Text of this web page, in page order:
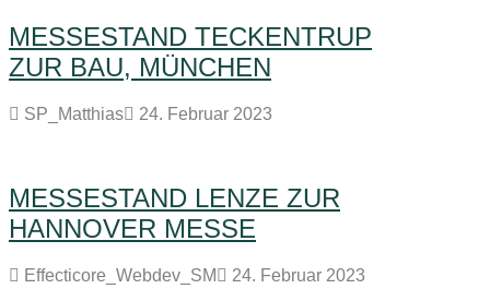
MESSESTAND TECKENTRUP
ZUR BAU, MÜNCHEN
SP_Matthias 24. Februar 2023
MESSESTAND LENZE ZUR
HANNOVER MESSE
Effecticore_Webdev_SM
24. Februar 2023